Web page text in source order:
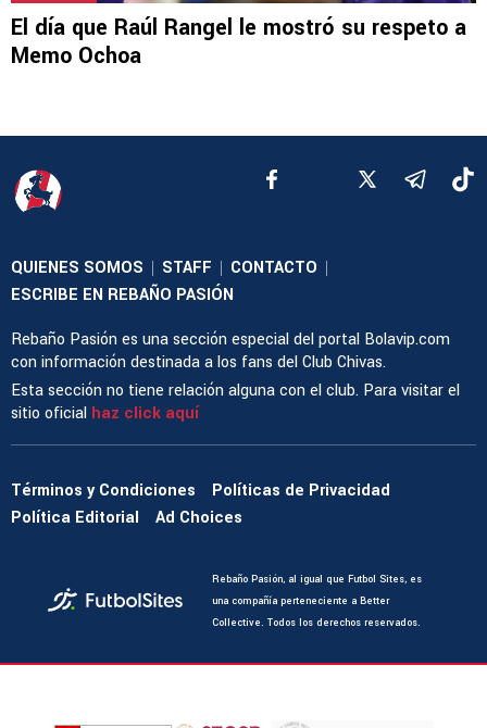
El día que Raúl Rangel le mostró su respeto a
Memo Ochoa
QUIENES SOMOS | STAFF | CONTACTO |
ESCRIBE EN REBAÑO PASIÓN
Rebaño Pasión es una sección especial del portal Bolavip.com
con información destinada a los fans del Club Chivas.
Esta sección no tiene relación alguna con el club. Para visitar el
sitio oficial haz click aquí
Términos y Condiciones
Políticas de Privacidad
Política Editorial
Ad Choices
Rebaño Pasión, al igual que Futbol Sites, es
una compañía perteneciente a Better
Collective. Todos los derechos reservados.